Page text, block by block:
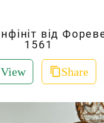
від
1561
View Share